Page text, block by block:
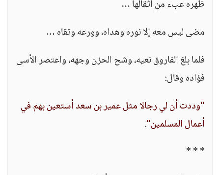
ظهره عبء من أثقالها …
مضى ليس معه إلا نوره وهداه، وورعه وتقاه …
فلما بلغ الفاروق نعيه، وشح الحزن وجهه، واعتصر الأسى
فؤاده وقال:
"وددت أن لي رجالا مثل عمير بن سعد أستعين بهم في
أعمال المسلمين".
* * *